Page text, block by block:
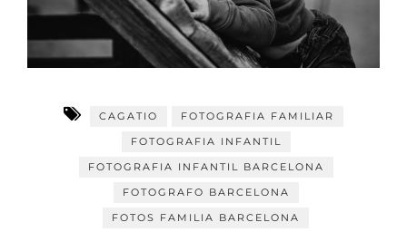
CAGATIO
FOTOGRAFIA FAMILIAR
FOTOGRAFIA INFANTIL
FOTOGRAFIA INFANTIL BARCELONA
FOTOGRAFO BARCELONA
FOTOS FAMILIA BARCELONA